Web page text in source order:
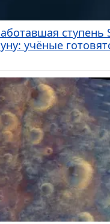
ступень
учёные